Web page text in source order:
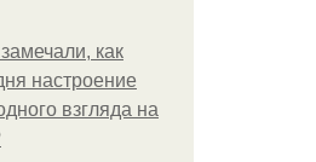
как
настроение
взгляда на